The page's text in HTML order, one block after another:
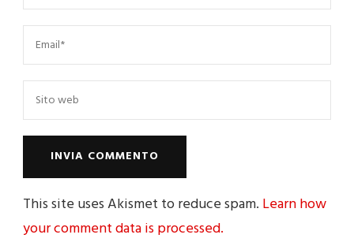
This site uses Akismet to reduce spam. Learn how
your comment data is processed.